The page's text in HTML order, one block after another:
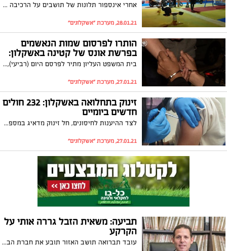
אחרי אינספור תלונות של תושבים על הרכיבה הפרועה על גבי טרקטורונים בגני השעשועים באשקלון, יחידת השיטור העירוני יצאה במבצע אכיפה נרחב נגד הפרת עבירות איכות חיים
28.01.21, מערכת "אשקלונים"
הותרו לפרסום שמות הנאשמים
בפרשת אונס של קטינה באשקלון:
בית המשפט העליון מתיר לפרסם היום (רביעי), את כתב האישום וכן את שמות הנאשמים בפרשת אונס של צעירה כבת 17 בדירה באשקלון. "ביצעו במתלוננת עבירות מין בצוותא, למרות סירובה ותוך כדי קריאות גנאי לעברה"
27.01.21, מערכת "אשקלונים"
זינוק בתחלואה באשקלון: 232 חולים
חדשים ביומיים
לצד ההיענות לחיסונים, חל זינוק מדאיג במספר החולים המאומתים לנגיף הקורונה ביומיים האחרונים בעיר. אשקלון עם 933 מספר שיא של התקופה האחרונה
27.01.21, מערכת "אשקלונים"
תביעה: משאית הזבל גררה אותי על
הקרקע
עובד תברואה תושב האזור תובע את חברת הביטוח בלמעלה מ-800 אלף שקלים: "במהלך המשמרת איבדתי את שיווי המשקל ונפלתי, המשאית גררה אותי על הקרקע ונגרמו לי נזקים קשים"